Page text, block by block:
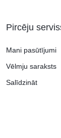
Pircēju
Mani pasūtījumi
Vēlmju saraksts
Salīdzināt